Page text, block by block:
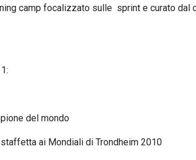
camp focalizzato sulle sprint e curato dal
del mondo
ai Mondiali di Trondheim 2010